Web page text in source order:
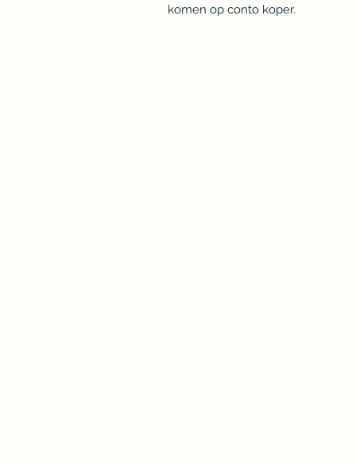
komen op conto koper.